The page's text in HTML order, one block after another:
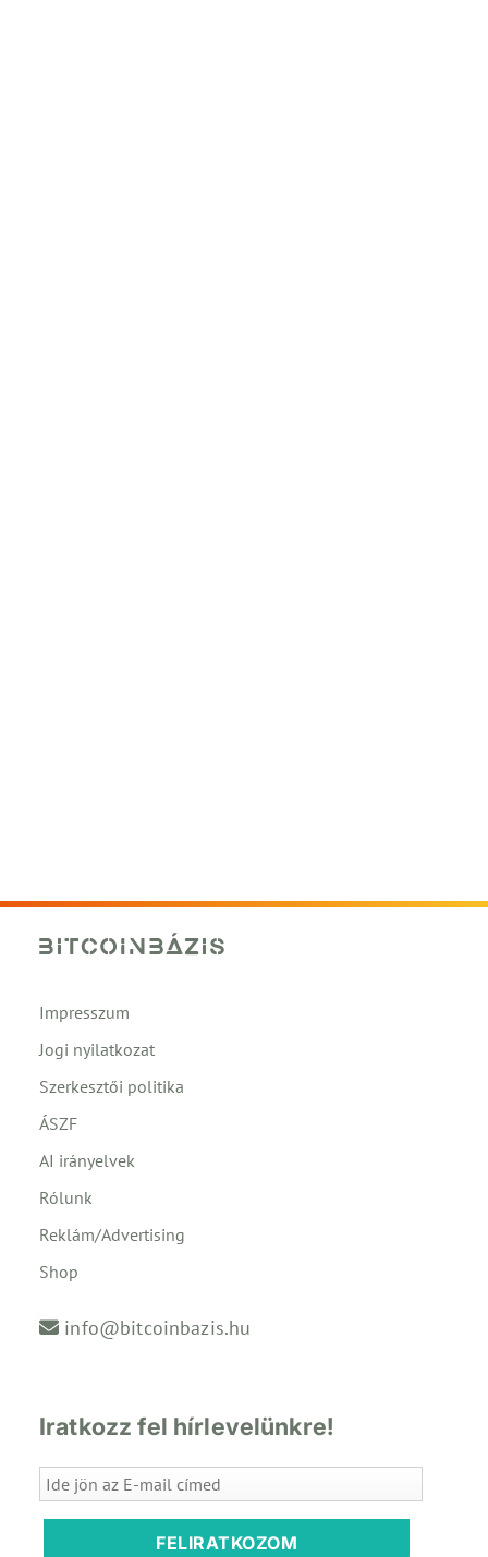
Impresszum
Jogi nyilatkozat
Szerkesztői politika
ÁSZF
AI irányelvek
Rólunk
Reklám/Advertising
Shop
info@bitcoinbazis.hu
Iratkozz fel hírlevelünkre!
FELIRATKOZOM